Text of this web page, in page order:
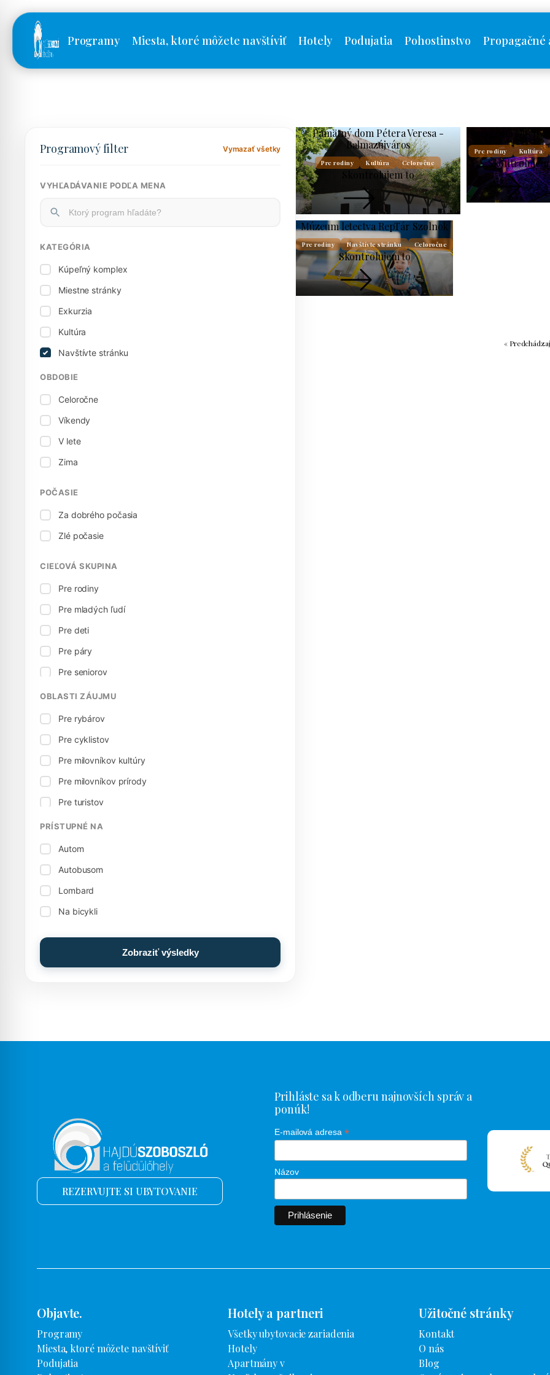
Programy Miesta, ktoré môžete navštíviť Hotely Podujatia Pohostinstvo Propagačné
Programový filter Vymazať všetky
VYHĽADÁVANIE PODĽA MENA
KATEGÓRIA
Kúpeľný komplex
Miestne stránky
Exkurzia
Kultúra
Navštívte stránku
Múzeum
Šport / Aktívne
Územie
Prehliadka
OBDOBIE
Celoročne
Víkendy
V lete
Zima
POČASIE
Za dobrého počasia
Zlé počasie
CIEĽOVÁ SKUPINA
Pre rodiny
Pre mladých ľudí
Pre deti
Pre páry
Pre seniorov
OBLASTI ZÁUJMU
Pre rybárov
Pre cyklistov
Pre milovníkov kultúry
Pre milovníkov prírody
Pre turistov
PRÍSTUPNÉ NA
Autom
Autobusom
Lombard
Na bicykli
Zobraziť výsledky
Pamätný dom Pétera Veresa -
Balmazújváros
Pre rodiny Kultúra Celoročne
Skontrolujem to
Nagyerdei Open
Pre rodiny Kultúra
Múzeum letectva RepTár Szolnok
Pre rodiny Navštívte stránku Celoročne
Skontrolujem to
«
REZERVUJTE SI UBYTOVANIE
Prihláste sa k odberu najnovších správ a
ponúk!
E-mailová adresa *
Názov
Objavte.
Programy
Miesta, ktoré môžete navštíviť
Podujatia
Hotely a partneri
Všetky ubytovacie zariadenia
Hotely
Apartmány v
Užitočné stránky
Kontakt
O nás
Blog